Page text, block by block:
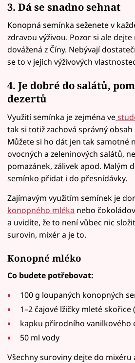
3. Dá se snadno sehnat
Konopná semínka seženete v
zdravou výživou. Pozor si ale
dovážená z Číny. Nebývají
se to v jejich výživových
4. Je dobré do salátů,
dezertů
Využití semínka je zejména ve
tak si totiž zachová správný
Můžete si ho dát jen tak samotné
ovocných a zeleninových salátů,
pomazánek, zálivek apod. Malým
semínko přidat i do přesnídávky.
Zajímavým využitím semínek je
konopného mléka nebo
a uvidíte, že to není vůbec nic
surovin, mixér a je to.
Konopné mléko
Co budete potřebovat:
100 g loupaných konopných
1–2 čajové lžičky mleté skořice
kapku přírodního vanilkového
50 ml vody
Všechny suroviny dejte do